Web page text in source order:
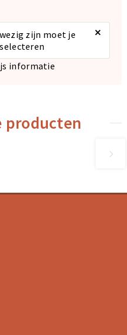
zijn moet je
×
informatie
producten